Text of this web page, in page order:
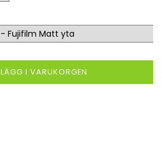
LÄGG I VARUKORGEN